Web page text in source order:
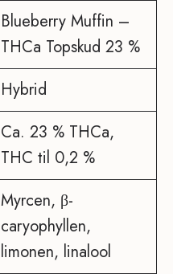
Blueberry Muffin –
THCa Topskud 23 %
Hybrid
Ca. 23 % THCa,
THC til 0,2 %
Myrcen, β-
caryophyllen,
limonen, linalool